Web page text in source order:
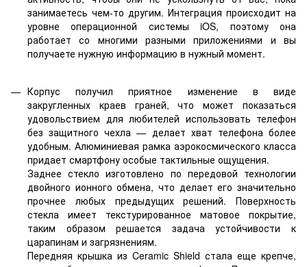
занимаетесь чем-то другим. Интеграция происходит на
уровне операционной системы iOS, поэтому она
работает со многими разными приложениями и вы
получаете нужную информацию в нужный момент.
Корпус получил приятное изменение в виде
закругленных краев граней, что может показаться
удовольствием для любителей использовать телефон
без защитного чехла — делает хват телефона более
удобным. Алюминиевая рамка аэрокосмического класса
придает смартфону особые тактильные ощущения.
Заднее стекло изготовлено по передовой технологии
двойного ионного обмена, что делает его значительно
прочнее любых предыдущих решений. Поверхность
стекла имеет текстурированное матовое покрытие,
таким образом решается задача устойчивости к
царапинам и загрязнениям.
Передняя крышка из Ceramic Shield стала еще крепче,